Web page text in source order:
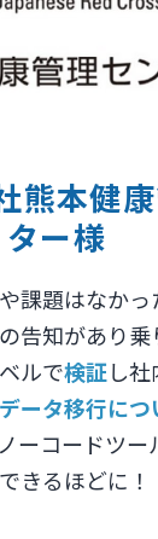
熊本健
ター様
課題はなか
告知があり
ルで検証し
データ移行につ
ーコードツー
できるほどに！